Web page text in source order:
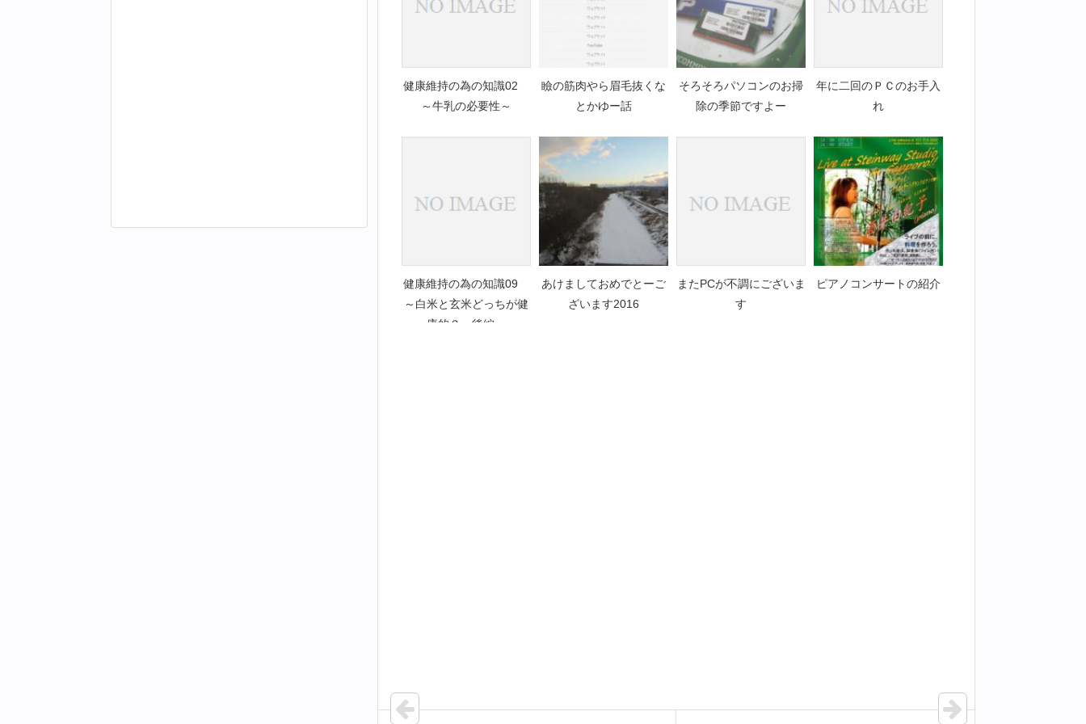
健康維持の為の知識02
～牛乳の必要性～
瞼の筋肉やら眉毛抜くな
とかゆー話
そろそろパソコンのお掃
除の季節ですよー
年に二回のＰＣのお手入
れ
健康維持の為の知識09
～白米と玄米どっちが健
康的？ 後編～
あけましておめでとーご
ざいます2016
またPCが不調にございま
す
ピアノコンサートの紹介